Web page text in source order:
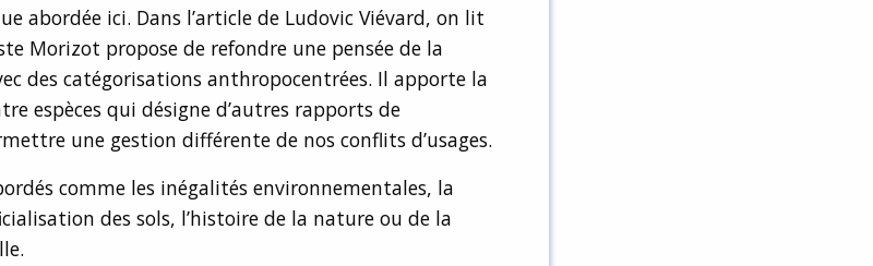
abordée ici. Dans l’article de Ludovic Viévard, on lit
Morizot propose de refondre une pensée de la
des catégorisations anthropocentrées. Il apporte la
espèces qui désigne d’autres rapports de
une gestion différente de nos conflits d’usages.
comme les inégalités environnementales, la
des sols, l’histoire de la nature ou de la